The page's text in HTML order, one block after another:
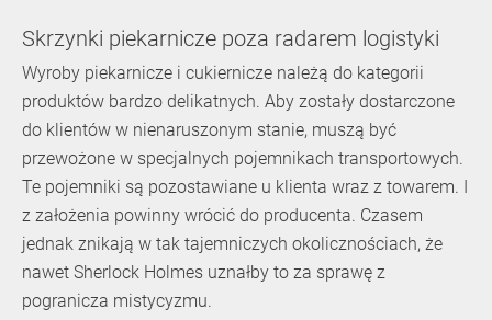
Skrzynki piekarnicze poza radarem logistyki
Wyroby piekarnicze i cukiernicze należą do kategorii
produktów bardzo delikatnych. Aby zostały dostarczone
do klientów w nienaruszonym stanie, muszą być
przewożone w specjalnych pojemnikach transportowych.
Te pojemniki są pozostawiane u klienta wraz z towarem. I
z założenia powinny wrócić do producenta. Czasem
jednak znikają w tak tajemniczych okolicznościach, że
nawet Sherlock Holmes uznałby to za sprawę z
pogranicza mistycyzmu.